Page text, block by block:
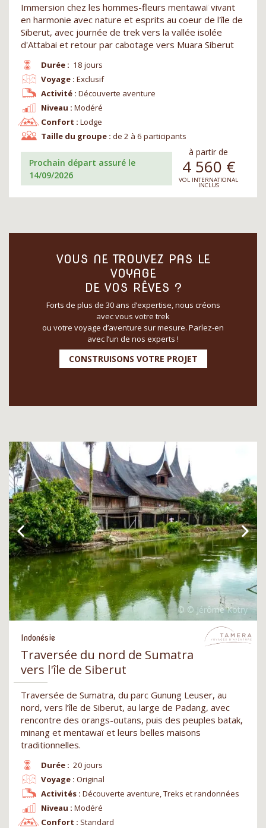
Immersion chez les hommes-fleurs mentawaï vivant
en harmonie avec nature et esprits au coeur de l'île de
Siberut, avec journée de trek vers la vallée isolée
d'Attabai et retour par cabotage vers Muara Siberut
Durée : 18 jours
Niveau : Modéré
Voyage : Exclusif
Confort : Lodge
Activité : Découverte aventure
Taille du groupe : de 2 à 6 participants
Prochain départ assuré le
14/09/2026
à partir de
4 560 €
VOL INTERNATIONAL
INCLUS
VOUS NE TROUVEZ PAS LE
VOYAGE
DE VOS RÊVES ?
Forts de plus de 30 ans d’expertise, nous créons
avec vous votre trek
ou votre voyage d’aventure sur mesure. Parlez-en
avec l’un de nos experts !
CONSTRUISONS VOTRE PROJET
Indonésie
Traversée du nord de Sumatra
vers l'île de Siberut
Traversée de Sumatra, du parc Gunung Leuser, au
nord, vers l’île de Siberut, au large de Padang, avec
rencontre des orangs-outans, puis des peuples batak,
minang et mentawaï et leurs belles maisons
traditionnelles.
Durée : 20 jours
Niveau : Modéré
Voyage : Original
Confort : Standard
Activités : Découverte aventure, Treks et randonnées